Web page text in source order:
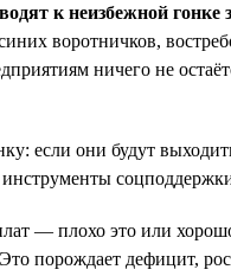
к неизбежной гонке
воротничков,
ничего не
если они будут
— плохо это или
порождает дефицит,